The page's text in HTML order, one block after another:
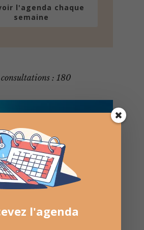
l'agenda chaque
semaine
: 180
l'agenda